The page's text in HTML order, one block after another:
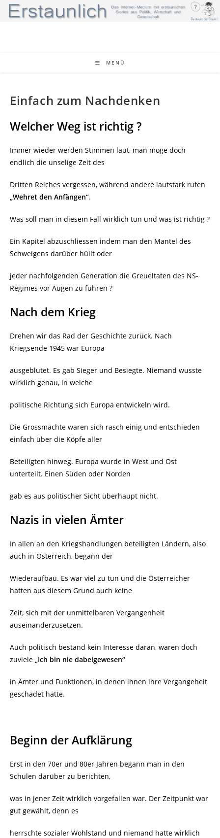
Zum
Inhalt
MENÜ
Einfach zum Nachdenken
Welcher Weg ist richtig ?
Immer wieder werden Stimmen laut, man möge doch
endlich die unselige Zeit des
Dritten Reiches vergessen, während andere lautstark rufen
„Wehret den Anfängen“.
Was soll man in diesem Fall wirklich tun und was ist richtig ?
Ein Kapitel abzuschliessen indem man den Mantel des
Schweigens darüber hüllt oder
jeder nachfolgenden Generation die Greueltaten des NS-
Regimes vor Augen zu führen ?
Nach dem Krieg
Drehen wir das Rad der Geschichte zurück. Nach
Kriegsende 1945 war Europa
ausgeblutet. Es gab Sieger und Besiegte. Niemand wusste
wirklich genau, in welche
politische Richtung sich Europa entwickeln wird.
Die Grossmächte waren sich rasch einig und entschieden
einfach über die Köpfe aller
Beteiligten hinweg. Europa wurde in West und Ost
unterteilt. Einen Süden oder Norden
gab es aus politischer Sicht überhaupt nicht.
Nazis in vielen Ämter
In allen an den Kriegshandlungen beteiligten Ländern, also
auch in Österreich, begann der
Wiederaufbau. Es war viel zu tun und die Österreicher
hatten aus diesem Grund auch keine
Zeit, sich mit der unmittelbaren Vergangenheit
auseinanderzusetzen.
Auch politisch bestand kein Interesse daran, waren doch
zuviele „Ich bin nie dabeigewesen“
in Ämter und Funktionen, in denen ihnen ihre Vergangeheit
geschadet hätte.
Beginn der Aufklärung
Erst in den 70er und 80er Jahren begann man in den
Schulen darüber zu berichten,
was in jener Zeit wirklich vorgefallen war. Der Zeitpunkt war
gut gewählt, denn es
herrschte sozialer Wohlstand und niemand hatte wirklich